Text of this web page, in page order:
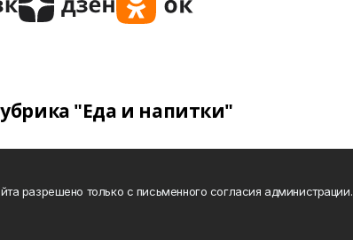
"Еда и напитки"
разрешено только с письменного согласия администрации.